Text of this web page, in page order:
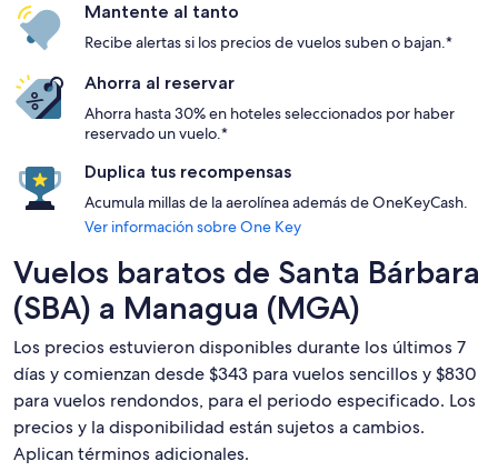
Mantente al tanto
Recibe alertas si los precios de vuelos suben o bajan.*
Ahorra al reservar
Ahorra hasta 30% en hoteles seleccionados por haber
reservado un vuelo.*
Duplica tus recompensas
Acumula millas de la aerolínea además de OneKeyCash.
Ver información sobre One Key
Vuelos baratos de Santa Bárbara
(SBA) a Managua (MGA)
Los precios estuvieron disponibles durante los últimos 7
días y comienzan desde $343 para vuelos sencillos y $830
para vuelos rendondos, para el periodo especificado. Los
precios y la disponibilidad están sujetos a cambios.
Aplican términos adicionales.